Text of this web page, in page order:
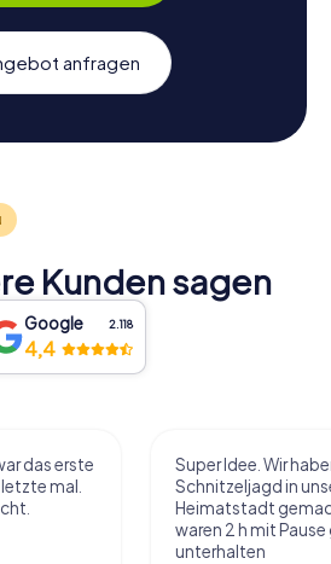
anfragen
Kunden sagen
Google 2.118
4,4
das erste
mal.
Super Idee. Wir
Schnitzeljagd in
Heimatstadt
waren 2 h mit
unterhalten